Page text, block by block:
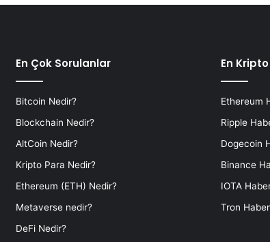
En Çok Sorulanlar
Bitcoin Nedir?
Blockchain Nedir?
AltCoin Nedir?
Kripto Para Nedir?
Ethereum (ETH) Nedir?
Metaverse nedir?
DeFi Nedir?
En
Ethereum
Ripple
Dogecoin
Binance
IOTA
Tron